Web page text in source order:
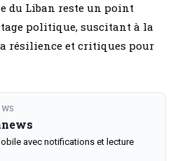
du Liban reste un point
politique, suscitant à la
résilience et critiques pour
avec notifications et lecture